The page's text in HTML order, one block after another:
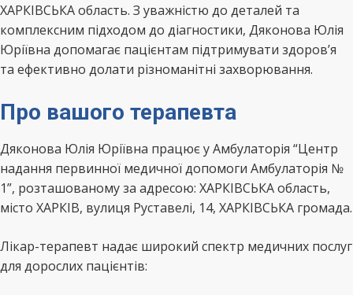
ХАРКІВСЬКА область. З уважністю до деталей та
комплексним підходом до діагностики, Дяконова Юлія
Юріївна допомагає пацієнтам підтримувати здоров’я
та ефективно долати різноманітні захворювання.
Про вашого терапевта
Дяконова Юлія Юріївна працює у Амбулаторія “Центр
надання первинної медичної допомоги Амбулаторія №
1”, розташованому за адресою: ХАРКІВСЬКА область,
місто ХАРКІВ, вулиця Руставелі, 14, ХАРКІВСЬКА громада.
Лікар-терапевт надає широкий спектр медичних послуг
для дорослих пацієнтів: